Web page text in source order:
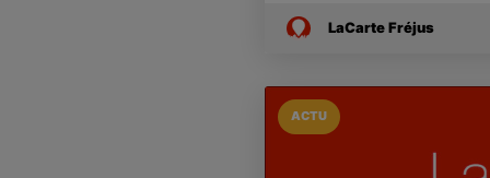
LaCarte Fréjus
ACTU